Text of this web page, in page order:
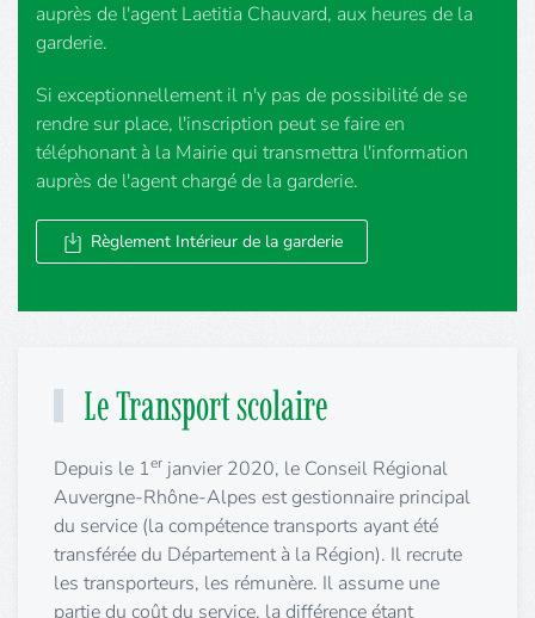
auprès de l'agent Laetitia Chauvard, aux heures de la
garderie.
Si exceptionnellement il n'y pas de possibilité de se
rendre sur place, l'inscription peut se faire en
téléphonant à la Mairie qui transmettra l'information
auprès de l'agent chargé de la garderie.
Règlement Intérieur de la garderie
Le Transport scolaire
Depuis le 1er janvier 2020, le Conseil Régional
Auvergne-Rhône-Alpes est gestionnaire principal
du service (la compétence transports ayant été
transférée du Département à la Région). Il recrute
les transporteurs, les rémunère. Il assume une
partie du coût du service, la différence étant